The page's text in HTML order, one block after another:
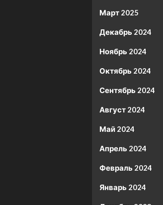
Март 2025
Декабрь 2024
Ноябрь 2024
Октябрь 2024
Сентябрь 2024
Август 2024
Май 2024
Апрель 2024
Февраль 2024
Январь 2024